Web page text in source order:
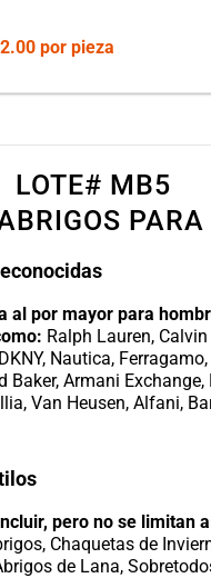
por pieza
LOTE# MB5
al por mayor para
Ralph Lauren,
Nautica,
Baker, Armani
Van Heusen, Alfani,
pero no se limitan
Chaquetas de
de Lana,